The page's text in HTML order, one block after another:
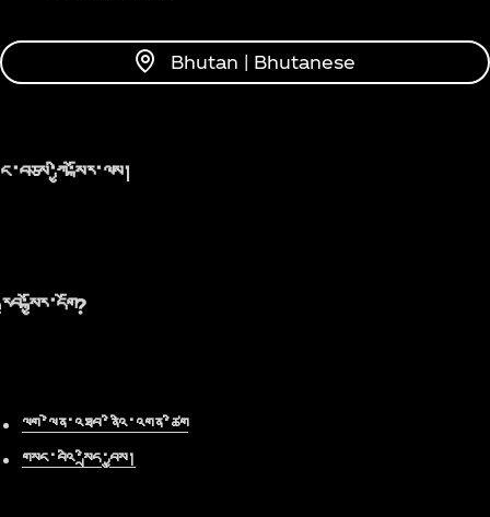
Bhutan | Bhutanese
ང་བཅས་ཀྱི་སྐོར་ལས།
རྒྱབ་སྐྱོར་དགོ?
ལག་ལེན་འཐབ་ནིའི་འགན་ཚིག
གསང་བའི་སྲིད་བྱུས།